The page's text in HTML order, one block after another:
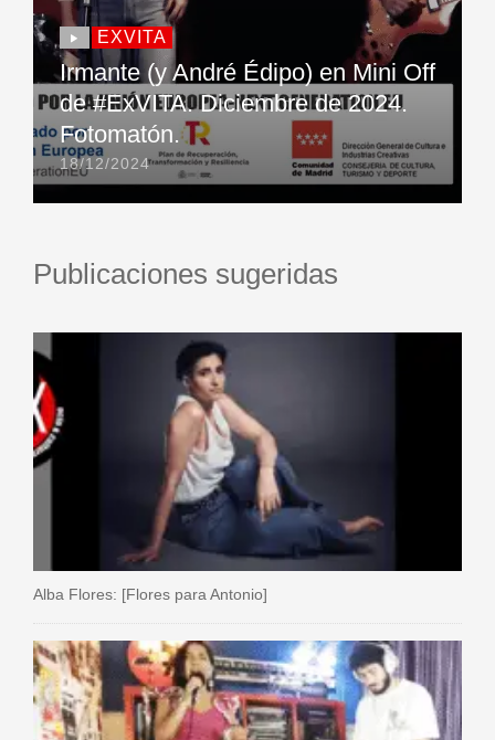
EXVITA
Irmante (y André Édipo) en Mini Off
de #ExVITA. Diciembre de 2024.
Fotomatón.
18/12/2024
Publicaciones sugeridas
Alba Flores: [Flores para Antonio]